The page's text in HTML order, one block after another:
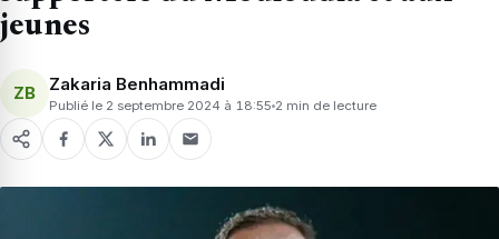
jeunes
ZB Zakaria Benhammadi
Publié le 2 septembre 2024 à 18:55 2 min de lecture